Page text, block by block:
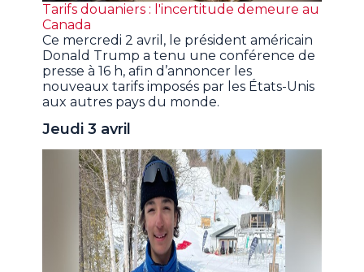
Tarifs douaniers : l'incertitude demeure au
Canada
Ce mercredi 2 avril, le président américain
Donald Trump a tenu une conférence de
presse à 16 h, afin d’annoncer les
nouveaux tarifs imposés par les États-Unis
aux autres pays du monde.
Jeudi 3 avril